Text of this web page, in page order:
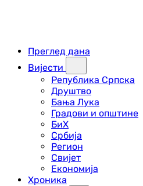
Преглед дана
Вијести
Република Српска
Друштво
Бања Лука
Градови и општине
БиХ
Србија
Регион
Свијет
Економија
Хроника